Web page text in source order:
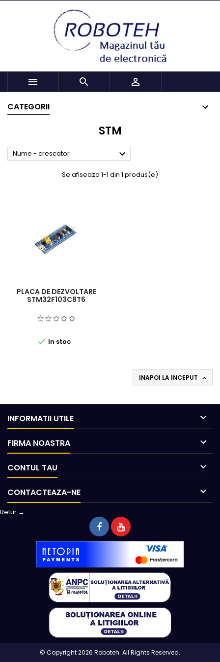
  
CATEGORII
STM
Nume - crescator 
Se afiseaza 1-1 din 1 produs(e)
PLACA DE DEZVOLTARE
STM32F103C8T6
 In stoc
INAPOI LA INCEPUT 
INFORMATII UTILE 
FIRMA NOASTRA 
CONTUL TAU 
CONTACTEAZA-NE 
Retur →
© Copyright 2026 Roboteh. All Rights Reserved.